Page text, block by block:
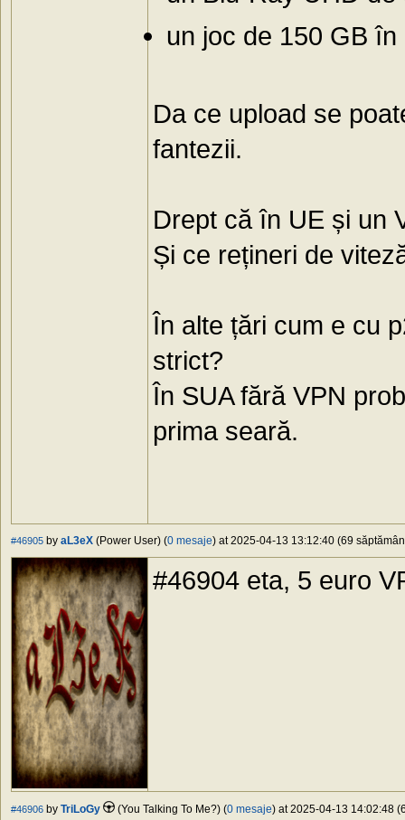
un joc de 150 GB în
Da ce upload se
fantezii.
Drept că în UE și un
Și ce rețineri de
În alte țări cum e cu
strict?
În SUA fără VPN
prima seară.
#46905 by aL3eX (Power User) (0 mesaje) at 2025-04-13 13:12:40 (69
#46904 eta, 5 euro
#46906 by TriLoGy (You Talking To Me?) (0 mesaje) at 2025-04-13 14:02:48